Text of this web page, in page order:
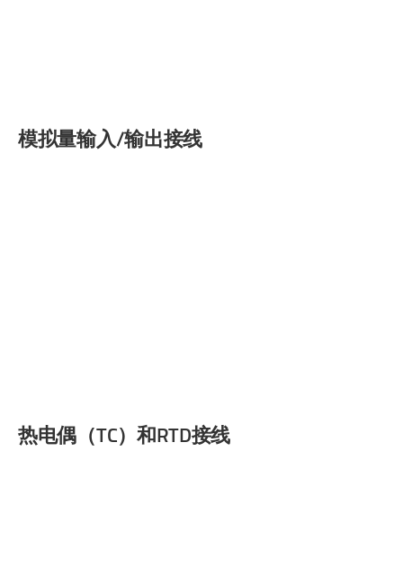
模拟量输入/输出接线
热电偶（TC）和RTD接线